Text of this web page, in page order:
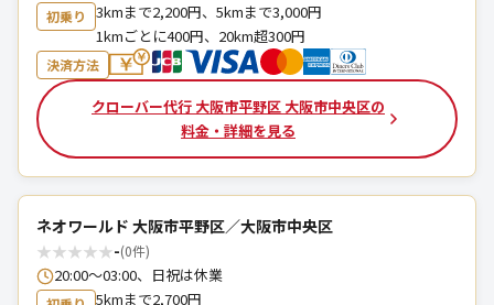
初乗り
3kmまで2,200円、5kmまで3,000円
1kmごとに400円、20km超300円
決済方法
クローバー代行 大阪市平野区 大阪市中央区の
料金・詳細を見る
ネオワールド 大阪市平野区／大阪市中央区
★★★★★-(0件)
20:00～03:00、日祝は休業
5kmまで2,700円